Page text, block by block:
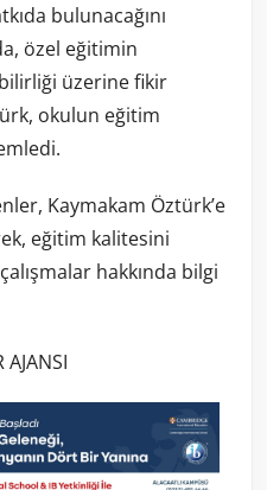
bulunacağını
özel eğitimin
üzerine fikir
okulun eğitim
Kaymakam Öztürk’e
eğitim kalitesini
hakkında bilgi